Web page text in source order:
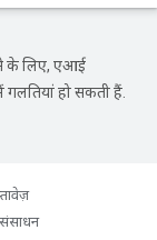
के लिए, एआई
हो सकती हैं.
संसाधन